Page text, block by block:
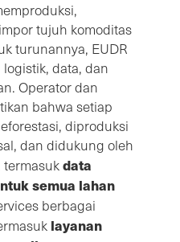
tujuh komoditas
turunannya, EUDR
data, dan
Operator dan
bahwa setiap
diproduksi
dan didukung oleh
data
semua lahan
berbagai
layanan